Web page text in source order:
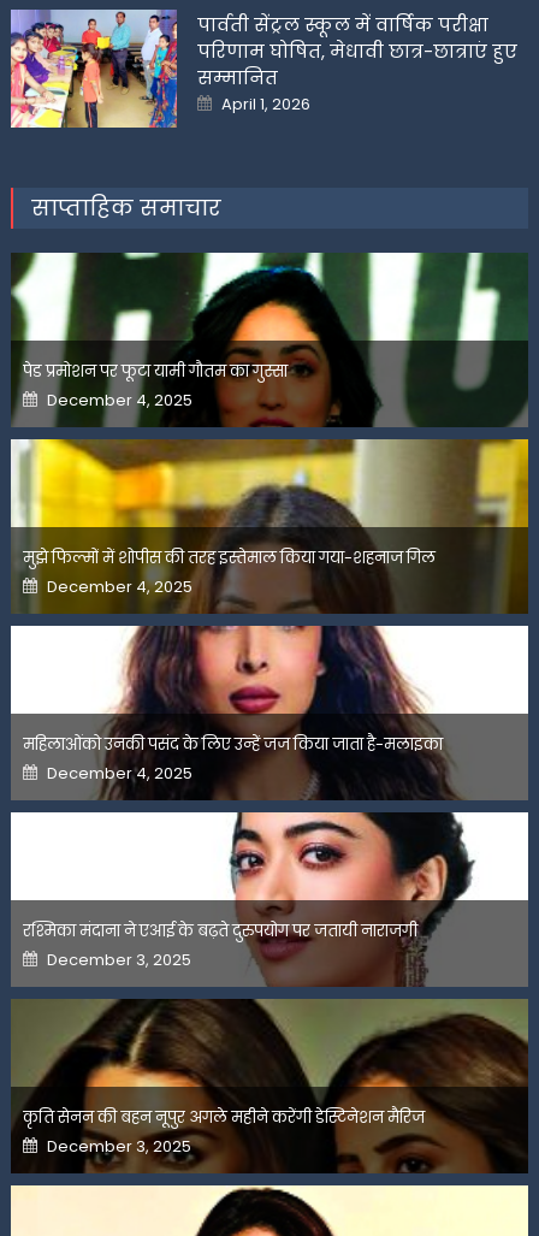
पार्वती सेंट्रल स्कूल में वार्षिक परीक्षा
परिणाम घोषित, मेधावी छात्र-छात्राएं हुए
सम्मानित
Posted
on
April 1, 2026
साप्ताहिक समाचार
पेड प्रमोशन पर फूटा यामी गौतम का गुस्सा
Posted
on
December 4, 2025
मुझे फिल्मों में शोपीस की तरह इस्तेमाल किया गया-शहनाज गिल
Posted
on
December 4, 2025
महिलाओंको उनकी पसंद के लिए उन्हें जज किया जाता है-मलाइका
Posted
on
December 4, 2025
रश्मिका मंदाना ने एआई के बढ़ते दुरुपयोग पर जतायी नाराजगी
Posted
on
December 3, 2025
कृति सेनन की बहन नूपुर अगले महीने करेंगी डेस्टिनेशन मैरिज
Posted
on
December 3, 2025